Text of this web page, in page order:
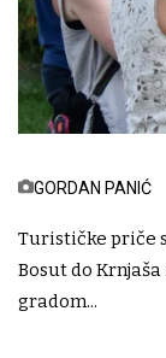
GORDAN PANIĆ
Turističke priče
Bosut do
gradom...